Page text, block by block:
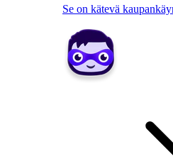
Se on kätevä